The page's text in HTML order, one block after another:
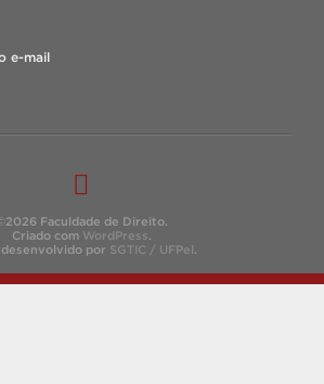
e-mail
©2026 Faculdade de Direito.
Criado com WordPress.
desenvolvido por SGTIC / UFPel.